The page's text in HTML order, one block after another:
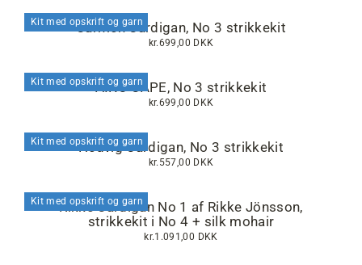
Kit med opskrift og garn
Carmen Cardigan, No 3 strikkekit
kr.699,00 DKK
Kit med opskrift og garnAIKO CAPE, No 3 strikkekit
kr.699,00 DKK
Kit med opskrift og garn
Hedvig Cardigan, No 3 strikkekit
kr.557,00 DKK
Kit med opskrift og garn
Rikke Cardigan No 1 af Rikke Jönsson,
strikkekit i No 4 + silk mohair
kr.1.091,00 DKK